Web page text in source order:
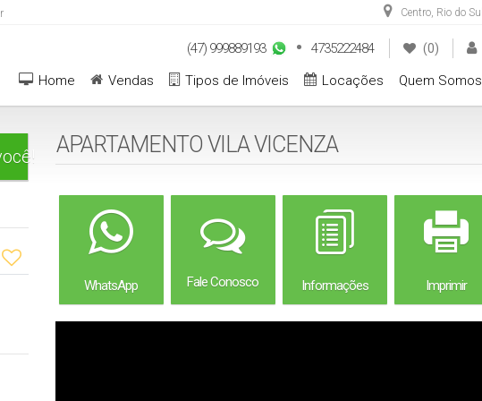
Centro, Rio do Sul
(0)
(47) 999889193
4735222484
Quem Somos
Locações
Tipos de Imóveis
Vendas
Home
APARTAMENTO VILA VICENZA
WhatsApp Fale Conosco Informações Imprimir